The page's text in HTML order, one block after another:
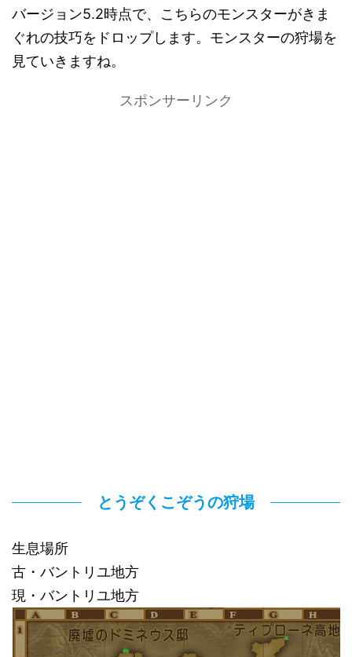
バージョン5.2時点で、こちらのモンスターがきま
ぐれの技巧をドロップします。モンスターの狩場を
見ていきますね。
スポンサーリンク
とうぞくこぞうの狩場
生息場所
古・バントリユ地方
現・バントリユ地方